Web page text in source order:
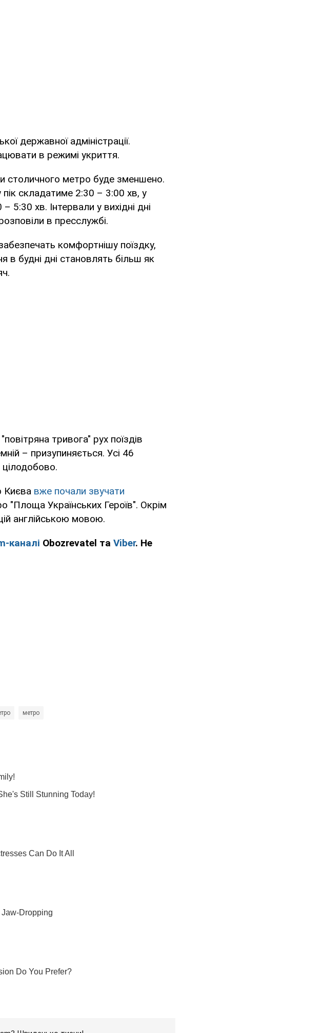
державної адміністрації.
в режимі укриття.
столичного метро буде зменшено.
складатиме 2:30 – 3:00 хв, у
5:30 хв. Інтервали у вихідні дні
в пресслужбі.
комфортнішу поїздку,
в будні дні становлять більш як
тривога" рух поїздів
– призупиняється. Усі 46
Києва вже почали звучати
"Площа Українських Героїв". Окрім
англійською мовою.
каналі Obozrevatel та Viber. Не
метро